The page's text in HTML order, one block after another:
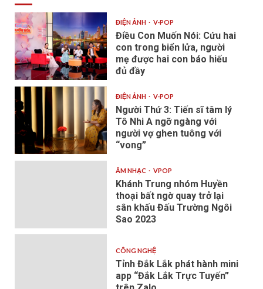
ĐIỆN ẢNH V-POP
Điều Con Muốn Nói: Cứu hai
con trong biển lửa, người
mẹ được hai con báo hiếu
đủ đầy
ĐIỆN ẢNH V-POP
Người Thứ 3: Tiến sĩ tâm lý
Tô Nhi A ngỡ ngàng với
người vợ ghen tuông với
“vong”
ÂM NHẠC VPOP
Khánh Trung nhóm Huyền
thoại bất ngờ quay trở lại
sân khấu Đấu Trường Ngôi
Sao 2023
CÔNG NGHỆ
Tỉnh Đắk Lắk phát hành mini
app “Đắk Lắk Trực Tuyến”